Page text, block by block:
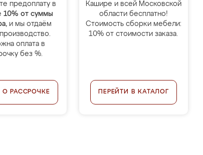
предоплату в
10% от суммы
, и мы отдаём
оплата в
без %.
О РАССРОЧКЕ
Кашире и всей Московской
области бесплатно!
Стоимость сборки мебели:
10% от стоимости заказа.
ПЕРЕЙТИ В КАТАЛОГ